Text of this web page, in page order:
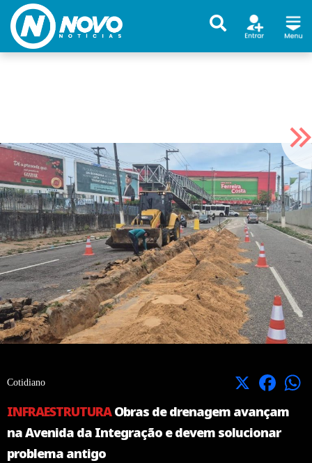
Cotidiano X Facebook
INFRAESTRUTURAObras de drenagem avançam
na Avenida da Integração e devem solucionar
problema antigo